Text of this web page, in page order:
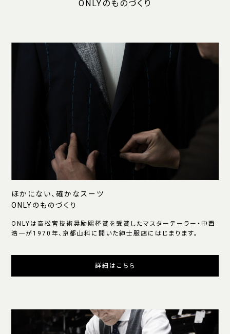
ONLYのものづくり
ほかにない、確かなスーツ
ONLYのものづくり
ONLYは高松宮技術奨励賜杯賞を受賞したマスターテーラー・中西
浩一が1970年、京都山科に開いた紳士服店にはじまります。
詳細はこちら